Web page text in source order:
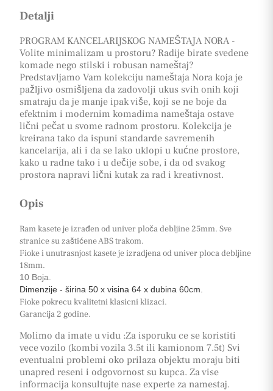
Detalji
PROGRAM KANCELARIJSKOG NAMEŠTAJA NORA -
Volite minimalizam u prostoru? Radije birate svedene
komade nego stilski i robusan nameštaj?
Predstavljamo Vam kolekciju nameštaja Nora koja je
pažljivo osmišljena da zadovolji ukus svih onih koji
smatraju da je manje ipak više, koji se ne boje da
efektnim i modernim komadima nameštaja ostave
lični pečat u svome radnom prostoru. Kolekcija je
kreirana tako da ispuni standarde savremenih
kancelarija, ali i da se lako uklopi u kućne prostore,
kako u radne tako i u dečije sobe, i da od svakog
prostora napravi lični kutak za rad i kreativnost.
Opis
Ram kasete je izrađen od univer ploča debljine 25mm. Sve
stranice su zaštićene ABS trakom.
Fioke i unutrasnjost kasete je izradjena od univer ploca debljine
18mm.
10 Boja.
Dimenzije - širina 50 x visina 64 x dubina 60cm.
Fioke pokrecu kvalitetni klasicni klizaci.
Garancija 2 godine.
Molimo da imate u vidu :Za isporuku ce se koristiti
vece vozilo (kombi vozila 3.5t ili kamionom 7.5t) Svi
eventualni problemi oko prilaza objektu moraju biti
unapred reseni i odgovornost su kupca. Za vise
informacija konsultujte nase experte za namestaj.